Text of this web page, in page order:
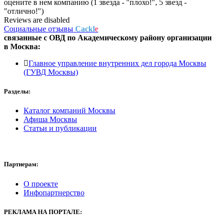
оцените в нем компанию (1 звезда - "плохо!", 5 звезд -
"отлично!")
Reviews are disabled
Социальные отзывы Cackle
связанные с ОВД по Академическому району организации
в Москва:
Главное управление внутренних дел города Москвы
(ГУВД Москвы)
Разделы:
Каталог компаний Москвы
Афиша Москвы
Статьи и публикации
Партнерам:
О проекте
Инфопартнерство
РЕКЛАМА НА ПОРТАЛЕ: